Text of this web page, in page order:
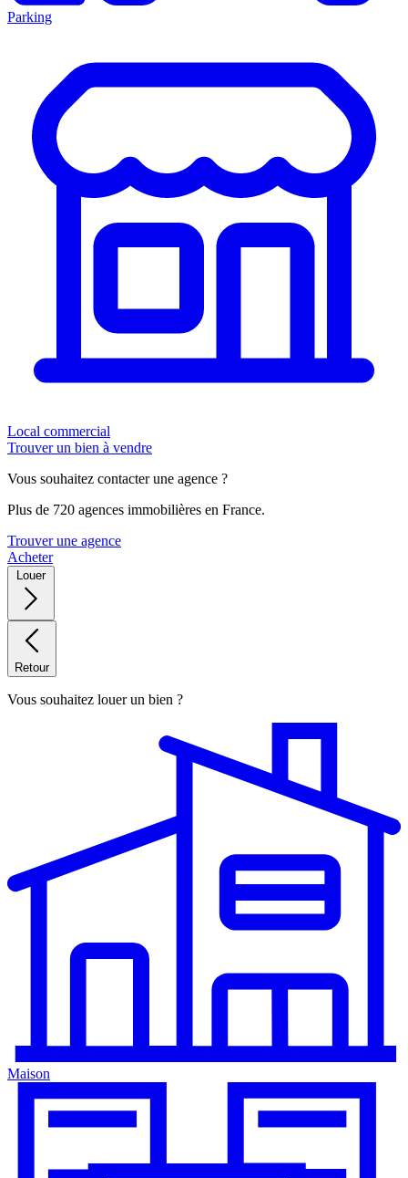
Parking
Local commercial
Trouver un bien à vendre
Vous souhaitez contacter une agence ?
Plus de 720 agences immobilières en France.
Trouver une agence
Acheter
Louer
Retour
Vous souhaitez louer un bien ?
Maison